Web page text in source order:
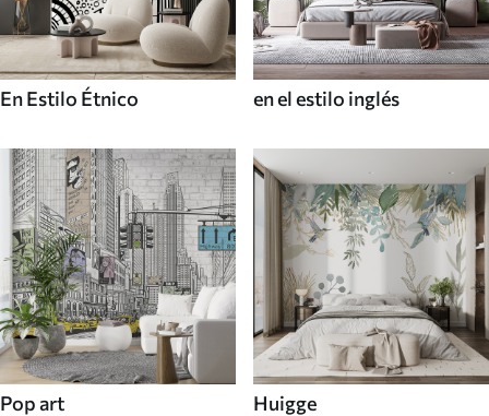
En Estilo Étnico en el estilo inglés
Pop art Huigge